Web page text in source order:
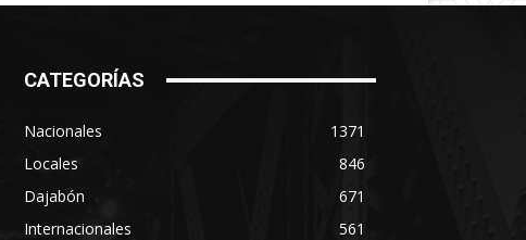
CATEGORÍAS
Nacionales
1371
Locales
846
Dajabón
671
Internacionales
561